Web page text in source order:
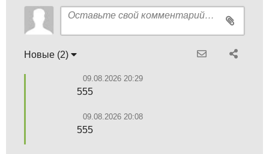
Новые (2)
09.08.2026 20:29
555
09.08.2026 20:08
555